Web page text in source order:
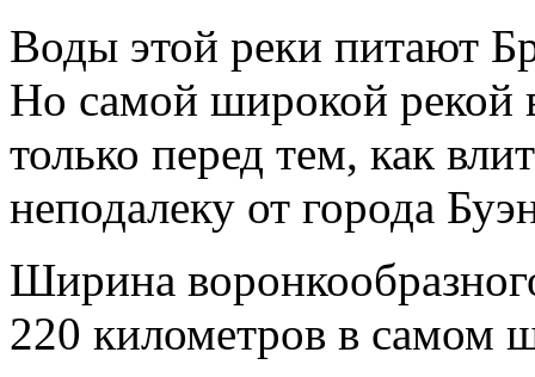
Воды этой реки питают
Но самой широкой рекой
только перед тем, как
неподалеку от города
Ширина
220 километров в самом